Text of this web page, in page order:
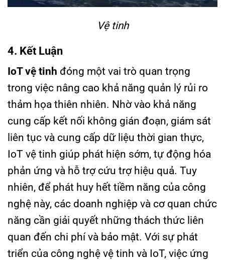
Vệ tinh
4. Kết Luận
IoT vệ tinh đóng một vai trò quan trọng
trong việc nâng cao khả năng quản lý rủi ro
thảm họa thiên nhiên. Nhờ vào khả năng
cung cấp kết nối không gián đoạn, giám sát
liên tục và cung cấp dữ liệu thời gian thực,
IoT vệ tinh giúp phát hiện sớm, tự động hóa
phản ứng và hỗ trợ cứu trợ hiệu quả. Tuy
nhiên, để phát huy hết tiềm năng của công
nghệ này, các doanh nghiệp và cơ quan chức
năng cần giải quyết những thách thức liên
quan đến chi phí và bảo mật. Với sự phát
triển của công nghệ vệ tinh và IoT, việc ứng